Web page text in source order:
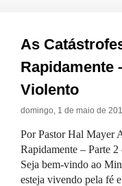
As
Rapidamente
Violento
domingo, 1 de maio de
Por Pastor Hal Mayer
Rapidamente – Parte
Seja bem-vindo ao
esteja vivendo pela fé